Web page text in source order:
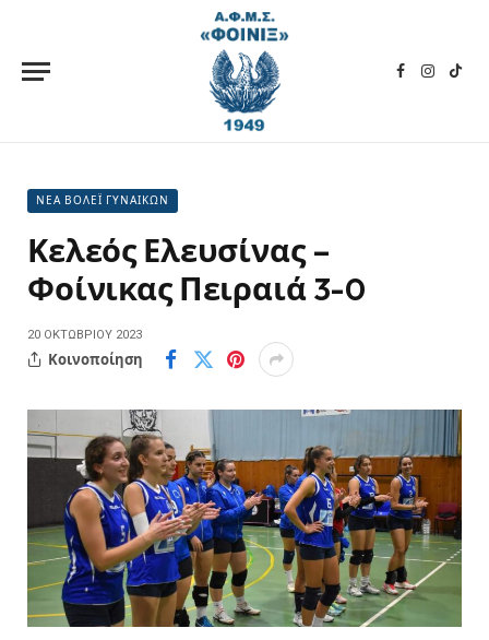
Facebook
ΝΕΑ ΒΟΛΕΪ ΓΥΝΑΙΚΩΝ
Κελεός Ελευσίνας –
Φοίνικας Πειραιά 3-0
20 ΟΚΤΩΒΡΊΟΥ 2023
Κοινοποίηση